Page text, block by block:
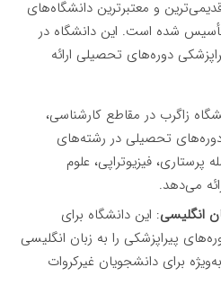
و معتبرترین دانشگاه‌های
است که در سال ۱۶۱۰ تأسیس شده است. این دانشگاه در
دوره‌های تحصیلی ارائه
زاگرب در مقاطع کارشناسی،
تحصیلی در رشته‌های
پرستاری، فیزیوتراپی، علوم
می‌دهد.
انگلیسی: این دانشگاه برای
پیراپزشکی را به زبان انگلیسی
برای دانشجویان غیرکروات